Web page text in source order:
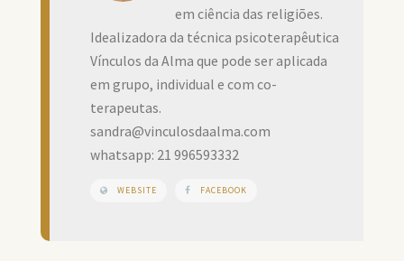
em ciência das religiões.
Idealizadora da técnica psicoterapêutica
Vínculos da Alma que pode ser aplicada
em grupo, individual e com co-
terapeutas.
sandra@vinculosdaalma.com
whatsapp: 21 996593332
WEBSITE FACEBOOK